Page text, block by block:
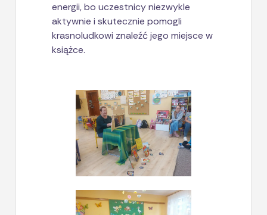
energii, bo uczestnicy niezwykle
aktywnie i skutecznie pomogli
krasnoludkowi znaleźć jego miejsce w
książce.